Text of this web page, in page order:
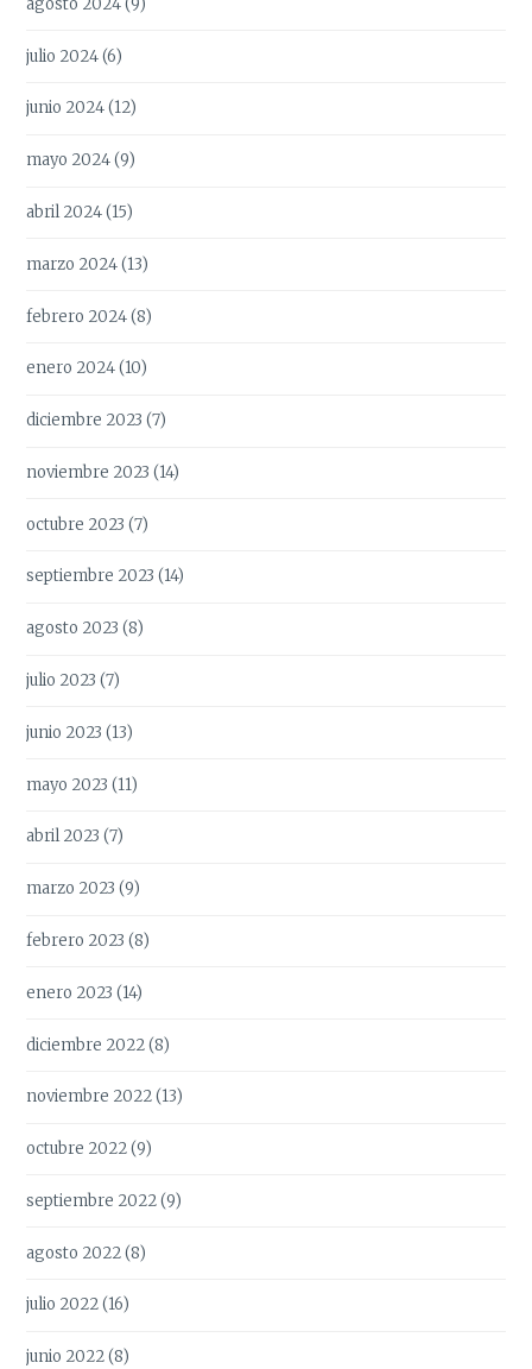
julio 2024(6)
junio 2024(12)
mayo 2024(9)
abril 2024(15)
marzo 2024(13)
febrero 2024(8)
enero 2024(10)
diciembre 2023 (7)
noviembre 2023 (14)
octubre 2023 (7)
septiembre 2023 (14)
agosto 2023 (8)
julio 2023 (7)
junio 2023 (13)
mayo 2023 (11)
abril 2023 (7)
marzo 2023 (9)
febrero 2023 (8)
enero 2023 (14)
diciembre 2022(8)
noviembre 2022(13)
octubre 2022(9)
septiembre 2022(9)
agosto 2022(8)
julio 2022(16)
junio 2022(8)